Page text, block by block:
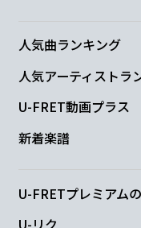
人気曲ランキング
人気アーティストラ
U-FRET動画プラス
新着楽譜
U-FRETプレミアム
U-リク